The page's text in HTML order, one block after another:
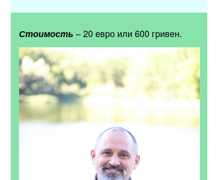
Стоимость – 20 евро или 600 гривен.